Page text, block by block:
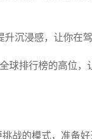
沉浸感，让你在驾
球排行榜的高位，
战的模式，准备好